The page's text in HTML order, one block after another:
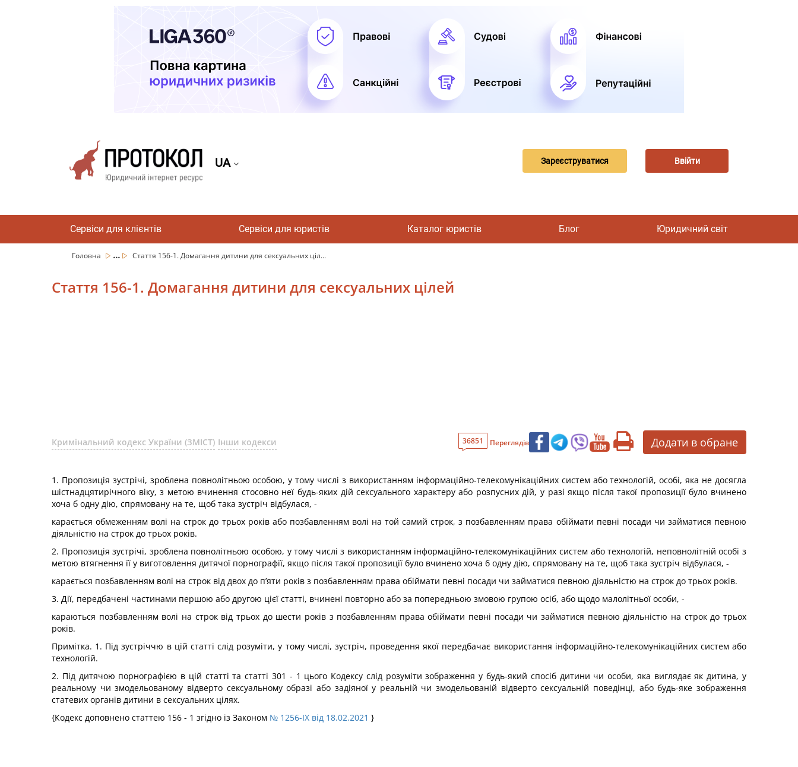
UA Зареєструватися Ввійти
Сервіси для клієнтів Сервіси для юристів Каталог юристів Блог Юридичний світ
Головна ... Стаття 156-1. Домагання дитини для сексуальних ціл...
Стаття 156-1. Домагання дитини для сексуальних цілей
Кримінальний кодекс України (ЗМІСТ) Інши кодекси 36851 Переглядів Додати в обране
1. Пропозиція зустрічі, зроблена повнолітньою особою, у тому числі з використанням інформаційно-телекомунікаційних систем або технологій, особі, яка не досягла
шістнадцятирічного віку, з метою вчинення стосовно неї будь-яких дій сексуального характеру або розпусних дій, у разі якщо після такої пропозиції було вчинено
хоча б одну дію, спрямовану на те, щоб така зустріч відбулася, -
карається обмеженням волі на строк до трьох років або позбавленням волі на той самий строк, з позбавленням права обіймати певні посади чи займатися певною
діяльністю на строк до трьох років.
2. Пропозиція зустрічі, зроблена повнолітньою особою, у тому числі з використанням інформаційно-телекомунікаційних систем або технологій, неповнолітній особі з
метою втягнення її у виготовлення дитячої порнографії, якщо після такої пропозиції було вчинено хоча б одну дію, спрямовану на те, щоб така зустріч відбулася, -
карається позбавленням волі на строк від двох до п’яти років з позбавленням права обіймати певні посади чи займатися певною діяльністю на строк до трьох років.
3. Дії, передбачені частинами першою або другою цієї статті, вчинені повторно або за попередньою змовою групою осіб, або щодо малолітньої особи, -
караються позбавленням волі на строк від трьох до шести років з позбавленням права обіймати певні посади чи займатися певною діяльністю на строк до трьох
років.
Примітка. 1. Під зустріччю в цій статті слід розуміти, у тому числі, зустріч, проведення якої передбачає використання інформаційно-телекомунікаційних систем або
технологій.
2. Під дитячою порнографією в цій статті та статті 301 - 1 цього Кодексу слід розуміти зображення у будь-який спосіб дитини чи особи, яка виглядає як дитина, у
реальному чи змодельованому відверто сексуальному образі або задіяної у реальній чи змодельованій відверто сексуальній поведінці, або будь-яке зображення
статевих органів дитини в сексуальних цілях.
{Кодекс доповнено статтею 156 - 1 згідно із Законом № 1256-IX від 18.02.2021 }